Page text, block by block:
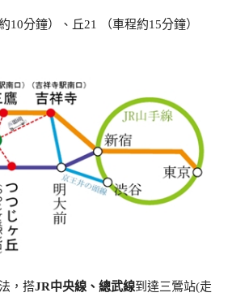
10分鐘）、丘21 （車程約15分鐘）
，搭JR中央線、總武線到達三鶯站(走